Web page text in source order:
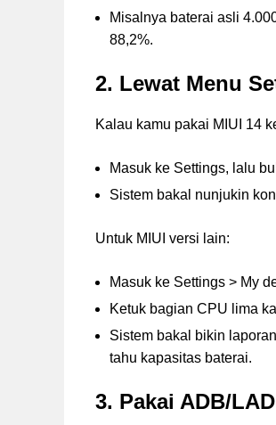
Misalnya baterai asli
88,2%.
2. Lewat Menu
Kalau kamu pakai MIUI 14
Masuk ke Settings, lalu
Sistem bakal nunjukin
Untuk MIUI versi lain:
Masuk ke Settings > My
Ketuk bagian CPU lima
Sistem bakal bikin
tahu kapasitas baterai.
3. Pakai ADB/